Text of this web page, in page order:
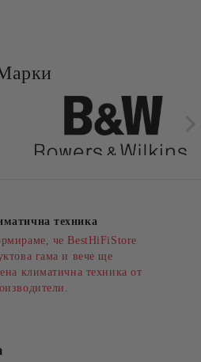
техника
че BestHiFiStore
гама и вече ще
климатична техника от